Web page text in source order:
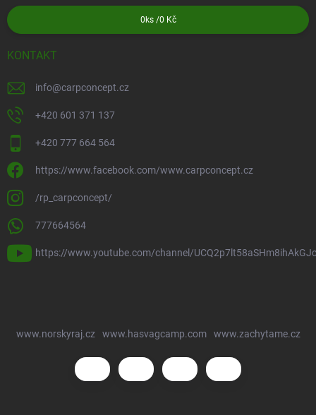
0 ks /0 Kč
KONTAKT
info@carpconcept.cz
+420 601 371 137
+420 777 664 564
https://www.facebook.com/www.carpconcept.cz
/rp_carpconcept/
777664564
https://www.youtube.com/channel/
www.norskyraj.cz www.hasvagcamp.com www.zachytame.cz